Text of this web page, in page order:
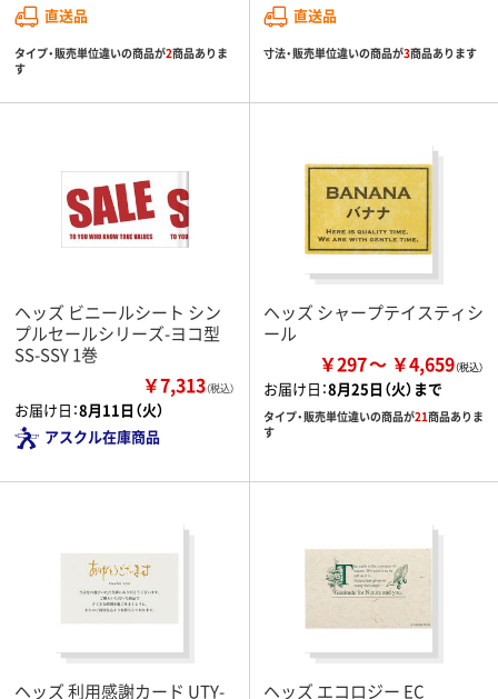
直送品
タイプ・販売単位違いの商品が2商品ありま
す
直送品
寸法・販売単位違いの商品が3商品あります
ヘッズ ビニールシート シン
プルセールシリーズ-ヨコ型
SS-SSY 1巻
￥7,313（税込）
お届け日：8月11日（火）
アスクル在庫商品
ヘッズ シャープテイスティシ
ール
￥297 ￥4,659
お届け日：8月25日（火）まで
タイプ・販売単位違いの商品が21商品ありま
す
ヘッズ 利用感謝カード UTY- ヘッズ エコロジー EC